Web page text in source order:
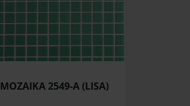
MOZAIKA 2549-A (LISA)